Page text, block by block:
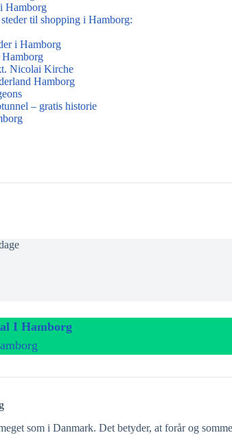
Hamborg
til shopping i Hamborg:
i Hamborg
Nicolai Kirche
Hamborg
– gratis historie
I Hamborg
som i Danmark. Det betyder, at forår og